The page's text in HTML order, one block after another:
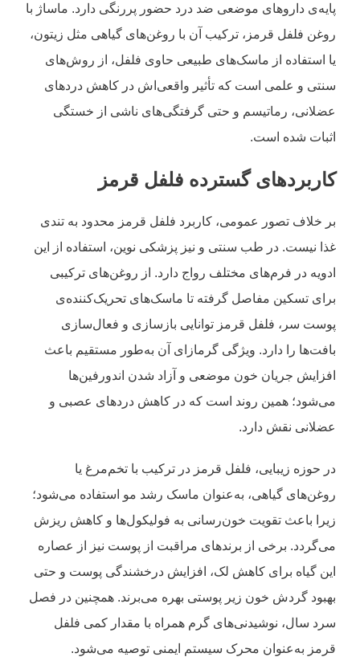
پایه‌ی داروهای موضعی ضد درد حضور پررنگی دارد. ماساژ با
روغن فلفل قرمز، ترکیب آن با روغن‌های گیاهی مثل زیتون،
یا استفاده از ماسک‌های طبیعی حاوی فلفل، از روش‌های
سنتی و علمی ا‌ست که تأثیر واقعی‌اش در کاهش دردهای
عضلانی، رماتیسم و حتی گرفتگی‌های ناشی از خستگی
اثبات شده است.
کاربردهای گسترده فلفل قرمز
بر خلاف تصور عمومی، کاربرد فلفل قرمز محدود به تندی
غذا نیست. در طب سنتی و نیز پزشکی نوین، استفاده از این
ادویه در فرم‌های مختلف رواج دارد. از روغن‌های ترکیبی
برای تسکین مفاصل گرفته تا ماسک‌های تحریک‌کننده‌ی
پوست سر، فلفل قرمز توانایی بازسازی و فعال‌سازی
بافت‌ها را دارد. ویژگی گرمازای آن به‌طور مستقیم باعث
افزایش جریان خون موضعی و آزاد شدن اندورفین‌ها
می‌شود؛ همین روند است که در کاهش دردهای عصبی و
عضلانی نقش دارد.
در حوزه زیبایی، فلفل قرمز در ترکیب با تخم‌مرغ یا
روغن‌های گیاهی، به‌عنوان ماسک رشد مو استفاده می‌شود؛
زیرا باعث تقویت خون‌رسانی به فولیکول‌ها و کاهش ریزش
می‌گردد. برخی از برندهای مراقبت از پوست نیز از عصاره
این گیاه برای کاهش لک، افزایش درخشندگی پوست و حتی
بهبود گردش خون زیر پوستی بهره می‌برند. همچنین در فصل
سرد سال، نوشیدنی‌های گرم همراه با مقدار کمی فلفل
قرمز به‌عنوان محرک سیستم ایمنی توصیه می‌شود.